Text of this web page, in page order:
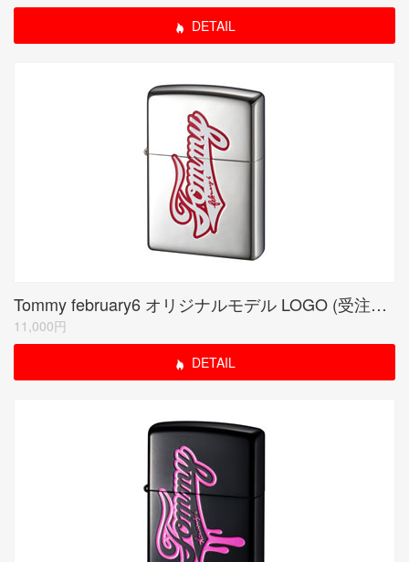
DETAIL
Tommy february6 オリジナルモデル LOGO (受注生産限定品)
11,000円
DETAIL